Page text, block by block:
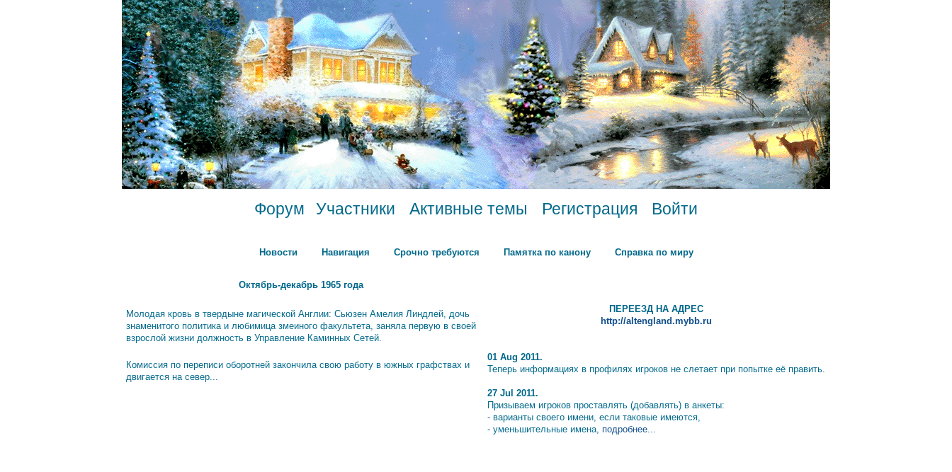
Форум Участники Активные темы Регистрация Войти
Новости Навигация Срочно требуются Памятка по канону Справка по миру
Октябрь-декабрь 1965 года
Молодая кровь в твердыне магической Англии: Сьюзен Амелия Линдлей, дочь
знаменитого политика и любимица змеиного факультета, заняла первую в своей
взрослой жизни должность в Управление Каминных Сетей.
Комиссия по переписи оборотней закончила свою работу в южных графствах и
двигается на север...
ПЕРЕЕЗД НА АДРЕС
http://altengland.mybb.ru
01 Aug 2011.
Теперь информациях в профилях игроков не слетает при попытке её править.
27 Jul 2011.
Призываем игроков проставлять (добавлять) в анкеты:
- варианты своего имени, если таковые имеются,
- уменьшительные имена, подробнее...